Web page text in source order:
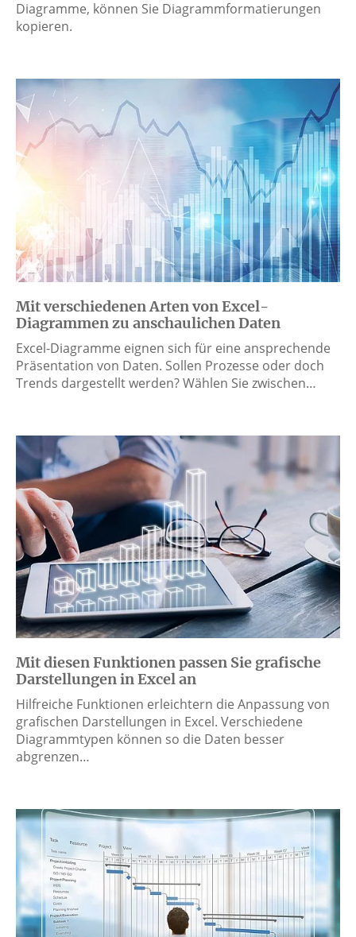
Diagramme, können Sie Diagrammformatierungen
kopieren.
Mit verschiedenen Arten von Excel-
Diagrammen zu anschaulichen Daten
Excel-Diagramme eignen sich für eine ansprechende
Präsentation von Daten. Sollen Prozesse oder doch
Trends dargestellt werden? Wählen Sie zwischen…
Mit diesen Funktionen passen Sie grafische
Darstellungen in Excel an
Hilfreiche Funktionen erleichtern die Anpassung von
grafischen Darstellungen in Excel. Verschiedene
Diagrammtypen können so die Daten besser
abgrenzen…